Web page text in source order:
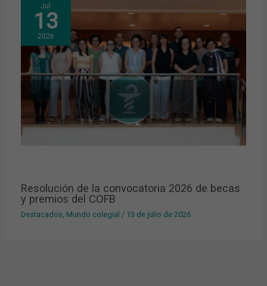
Jul
13
2026
Resolución de la convocatoria 2026 de becas
y premios del COFB
Destacados Mundo colegial / 13 de julio de 2026